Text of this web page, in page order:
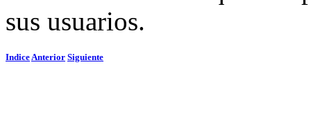
sus usuarios.
IndiceAnterior Siguiente